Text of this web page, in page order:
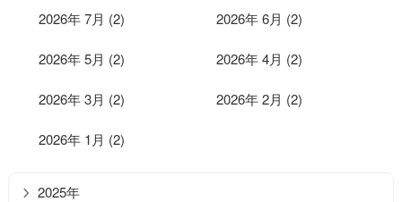
2026年 7月 (2) 2026年 6月 (2)
2026年 5月 (2) 2026年 4月 (2)
2026年 3月 (2) 2026年 2月 (2)
2026年 1月 (2)
2025年